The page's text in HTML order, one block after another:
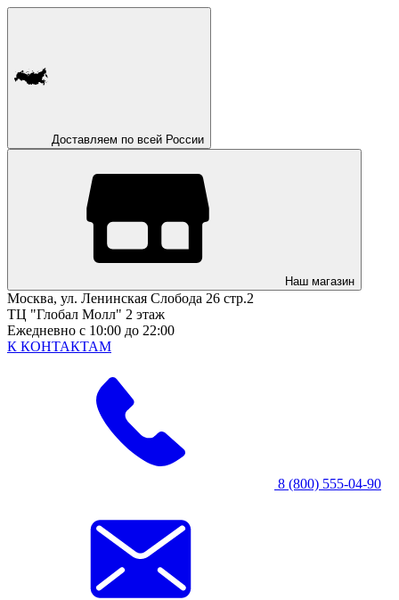
Доставляем по всей России
Наш магазин
Москва, ул. Ленинская Слобода 26 стр.2
ТЦ "Глобал Молл" 2 этаж
Ежедневно с 10:00 до 22:00
К КОНТАКТАМ
8 (800) 555-04-90